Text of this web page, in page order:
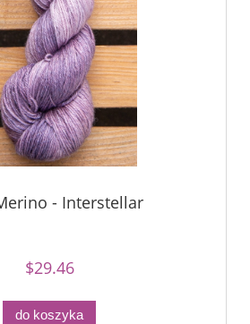
- Interstellar
$29.46
do koszyka